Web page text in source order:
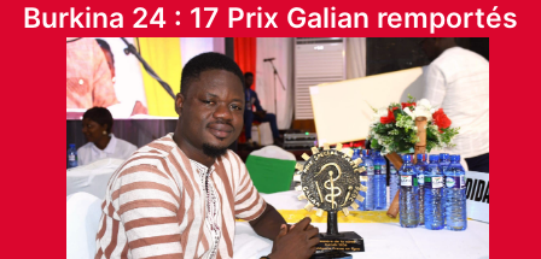
Burkina 24 : 17 Prix Galian remportés